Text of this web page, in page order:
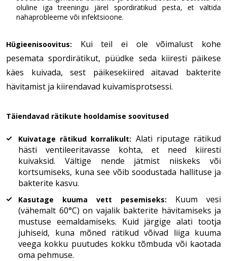
oluline iga treeningu järel spordirätikud pesta, et vältida
nahaprobleeme või infektsioone.
Hügieenisoovitus:
Kui teil ei ole võimalust kohe
pesemata spordirätikut, püüdke seda kiiresti päikese
käes kuivada, sest päikesekiired aitavad bakterite
hävitamist ja kiirendavad kuivamisprotsessi.
Täiendavad rätikute hooldamise soovitused
Kuivatage rätikud korralikult: Alati riputage rätikud
hästi ventileeritavasse kohta, et need kiiresti
kuivaksid. Vältige nende jätmist niiskeks või
kortsumiseks, kuna see võib soodustada hallituse ja
bakterite kasvu.
Kasutage kuuma vett pesemiseks:
Kuum vesi
(vähemalt 60°C) on vajalik bakterite hävitamiseks ja
mustuse eemaldamiseks. Kuid järgige alati tootja
juhiseid, kuna mõned rätikud võivad liiga kuuma
veega kokku puutudes kokku tõmbuda või kaotada
oma pehmuse.